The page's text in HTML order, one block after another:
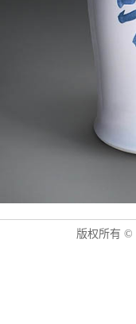
版权所有 ©